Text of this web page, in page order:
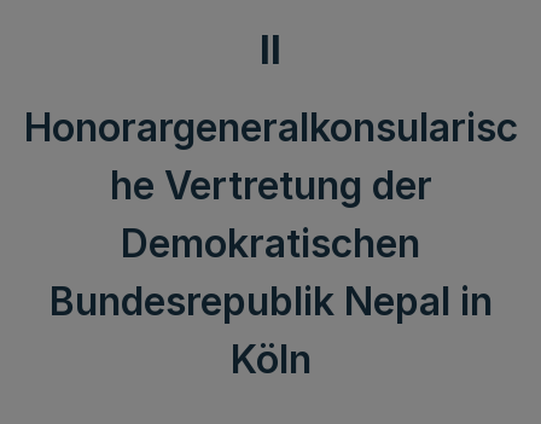
II
Honorargeneralkonsularisc
he Vertretung der
Demokratischen
Bundesrepublik Nepal in
Köln